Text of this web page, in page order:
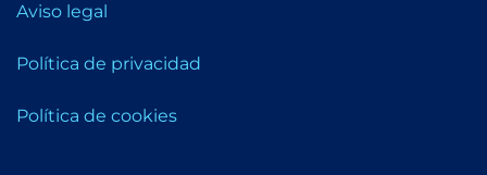
Aviso legal
Política de privacidad
Política de cookies